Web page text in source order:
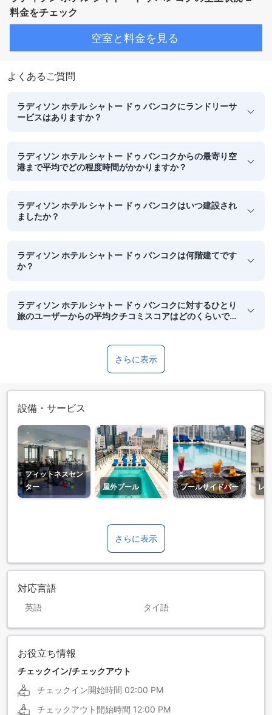
料金をチェック
空室と料金を見る
よくあるご質問
ラディソン ホテル シャトー ドゥ バンコクにランドリーサ
ービスはありますか？
ラディソン ホテル シャトー ドゥ バンコクからの最寄り空
港まで平均でどの程度時間がかかりますか？
ラディソン ホテル シャトー ドゥ バンコクはいつ建設され
ましたか？
ラディソン ホテル シャトー ドゥ バンコクは何階建てです
か？
ラディソン ホテル シャトー ドゥ バンコクに対するひとり
旅のユーザーからの平均クチコミスコアはどのくらいで
さらに表示
設備・サービス
フィットネスセン
ター
屋外プール プールサイドバー レ
さらに表示
対応言語
英語 タイ語
お役立ち情報
チェックイン/チェックアウト
チェックイン開始時間 02:00 PM
チェックアウト開始時間 12:00 PM